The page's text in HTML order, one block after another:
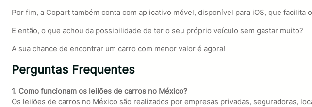
Por fim, a Copart também conta com aplicativo móvel, disponível para iOS, que
E então, o que achou da possibilidade de ter o seu próprio veículo sem gastar muito?
A sua chance de encontrar um carro com menor valor é agora!
Perguntas Frequentes
1. Como funcionam os leilões de carros no México?
Os leilões de carros no México são realizados por empresas privadas, seguradoras,